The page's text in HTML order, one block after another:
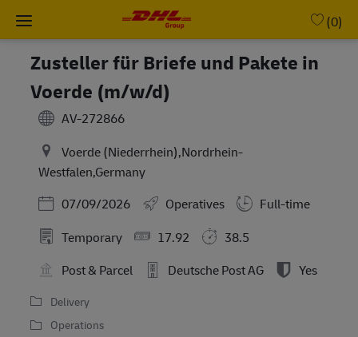
Skip to main content
(0)
Zusteller für Briefe und Pakete in
Voerde (m/w/d)
AV-272866
Voerde (Niederrhein),Nordrhein-
Westfalen,Germany
Posted Date
07/09/2026 Operatives
Full-time
Temporary
17.92
38.5
Post & Parcel
Deutsche Post AG Yes
Delivery
Operations